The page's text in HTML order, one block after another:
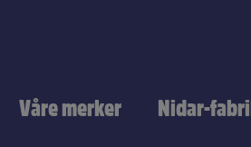
Våre merker Nidar-